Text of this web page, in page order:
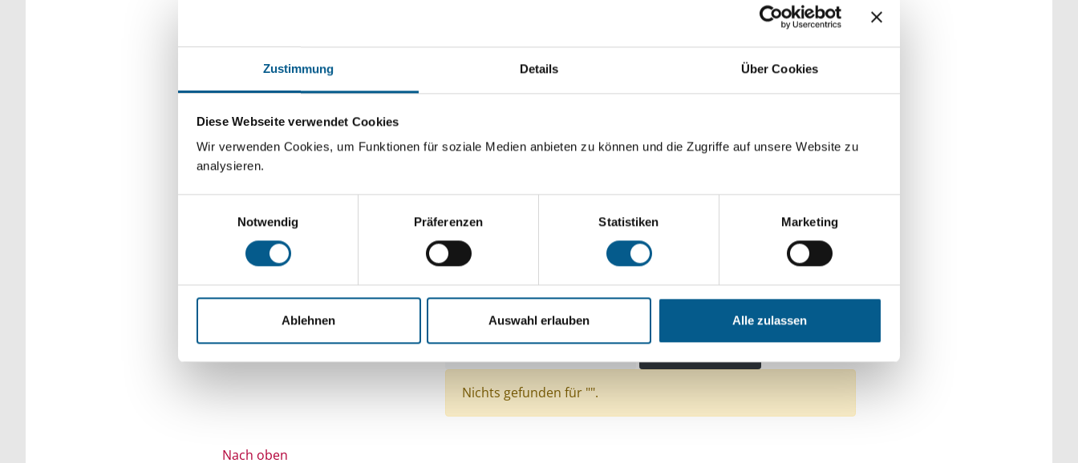
Zustimmung Details Über Cookies
Diese Webseite verwendet Cookies
Wir verwenden Cookies, um Funktionen für soziale Medien anbieten zu können und die Zugriffe auf unsere Website zu
analysieren.
Notwendig
Präferenzen Statistiken Marketing
Ablehnen Auswahl erlauben Alle zulassen
Sie suchen finanzielle Unterstützung für ein Projekt oder ein Vorhaben? Hier können Sie direkt über
unsere Fördermitteldatenbank und Stiftungsdatenbank recherchieren. Bei der Suche bitte die Groß- und
Kleinschreibung beachten.
Bitte Suchbegriff eingeben. Ergebnisse können durch die Wahl von Bereichen oder Kategorien
verfeinert werden.
Suchen
Aktive Filter:
Themen: Gesundheitswesen
Themen: Tierschutz
Themen: Integration
Themen: Heimatpflege
Nichts gefunden für "".
Nach oben